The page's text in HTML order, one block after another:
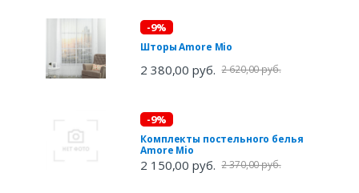
-9%
Шторы Amore Mio
2 380,00 руб. 2 620,00 руб.
-9%
Комплекты постельного белья
Amore Mio
2 150,00 руб. 2 370,00 руб.